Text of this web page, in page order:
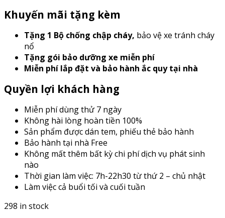
Khuyến mãi tặng kèm
Tặng 1 Bộ chống chập cháy, bảo vệ xe tránh cháy
nổ
Tặng gói bảo dưỡng xe miễn phí
Miễn phí lắp đặt và bảo hành ắc quy tại nhà
Quyền lợi khách hàng
Miễn phí dùng thử 7 ngày
Không hài lòng hoàn tiền 100%
Sản phẩm được dán tem, phiếu thẻ bảo hành
Bảo hành tại nhà Free
Không mất thêm bất kỳ chi phí dịch vụ phát sinh
nào
Thời gian làm việc: 7h-22h30 từ thứ 2 – chủ nhật
Làm việc cả buổi tối và cuối tuần
298 in stock